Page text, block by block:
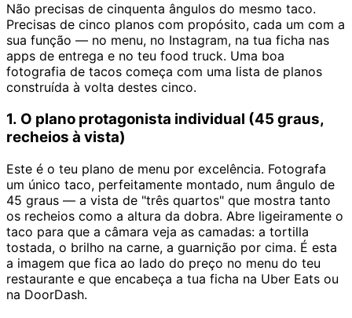
Não precisas de cinquenta ângulos do mesmo taco.
Precisas de cinco planos com propósito, cada um com a
sua função — no menu, no Instagram, na tua ficha nas
apps de entrega e no teu food truck. Uma boa
fotografia de tacos começa com uma lista de planos
construída à volta destes cinco.
1. O plano protagonista individual (45 graus,
recheios à vista)
Este é o teu plano de menu por excelência. Fotografa
um único taco, perfeitamente montado, num ângulo de
45 graus — a vista de "três quartos" que mostra tanto
os recheios como a altura da dobra. Abre ligeiramente o
taco para que a câmara veja as camadas: a tortilla
tostada, o brilho na carne, a guarnição por cima. É esta
a imagem que fica ao lado do preço no menu do teu
restaurante e que encabeça a tua ficha na Uber Eats ou
na DoorDash.